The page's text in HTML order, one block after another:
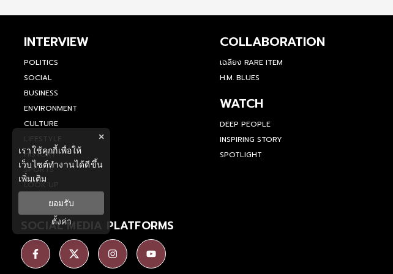
INTERVIEW
POLITICS
SOCIAL
BUSINESS
ENVIRONMENT
CULTURE
LIFESTYLE
HISTORY
SPORTS
LOOK UP
COLLABORATION
เฉลียง RARE ITEM
H.M. BLUES
WATCH
DEEP PEOPLE
INSPIRING STORY
SPOTLIGHT
SOCIAL MEDIA PLATFORMS
×
เราใช้คุกกี้เพื่อให้
เว็บไซต์ทำงานได้ดีขึ้น
เพิ่มเติม
ยอมรับ
ตั้งค่า